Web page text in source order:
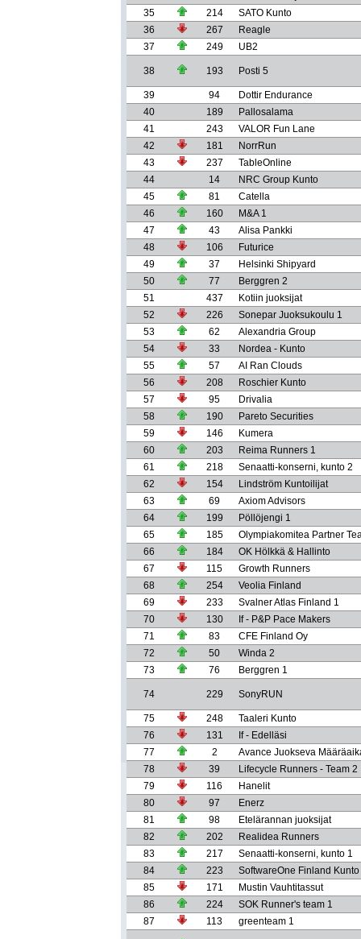
35
214
SATO Kunto
36
267
Reagle
37
249 UB2
38 193 Posti 5
39 94
Dottir Endurance
40
189
Pallosalama
41
243
VALOR Fun Lane
42
181
NorrRun
43
237
TableOnline
44
14
NRC Group Kunto
45
81
Catella
46
160
M&A 1
47
43
Alisa Pankki
48
106
Futurice
49
37
Helsinki Shipyard
50
77
Berggren 2
51
437
Kotiin juoksijat
52
226
Sonepar Juoksukoulu 1
53
62
Alexandria Group
54
33
Nordea - Kunto
55
57
AI Ran Clouds
56
208
Roschier Kunto
57
95
Drivalia
58
190
Pareto Securities
59
146
Kumera
60
203
Reima Runners 1
61
218
Senaatti-konserni, kunto 2
62
154
Lindström Kuntoilijat
63
69
Axiom Advisors
64
199
Pöllöjengi 1
65
185
Olympiakomitea Partner
66
184
OK Hölkkä & Hallinto
67
115
Growth Runners
68
254
Veolia Finland
69
233
Svalner Atlas Finland 1
70
130
If - P&P Pace Makers
71
83
CFE Finland Oy
72
50
Winda 2
73
76 Berggren 1
74 229 SonyRUN
75 248
Taaleri Kunto
76
131
If - Edelläsi
77
2
Avance Juokseva
78
39
Lifecycle Runners - Team 2
79
116
Hanelit
80
97
Enerz
81
98
Etelärannan juoksijat
82
202
Realidea Runners
83
217
Senaatti-konserni, kunto 1
84
223
SoftwareOne Finland Kunto
85
171
Mustin Vauhtitassut
86
224
SOK Runner's team 1
87
113 greenteam 1